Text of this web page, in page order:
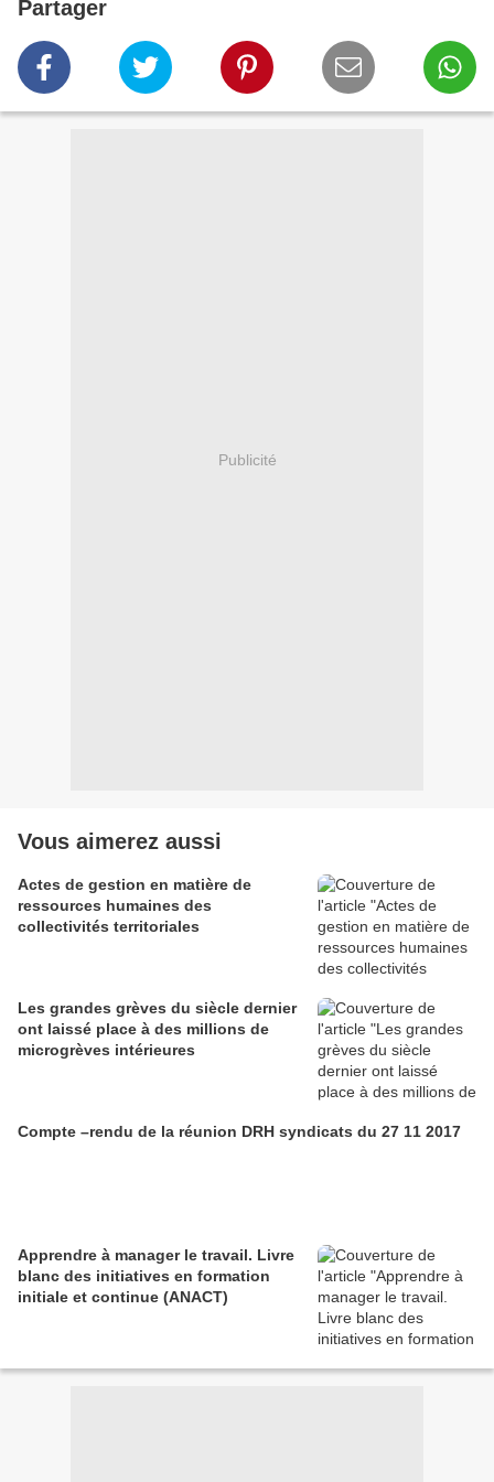
Partager
Publicité
Vous aimerez aussi
Actes de gestion en matière de
ressources humaines des
collectivités territoriales
Les grandes grèves du siècle dernier
ont laissé place à des millions de
microgrèves intérieures
Compte –rendu de la réunion DRH syndicats du 27 11 2017
Apprendre à manager le travail. Livre
blanc des initiatives en formation
initiale et continue (ANACT)